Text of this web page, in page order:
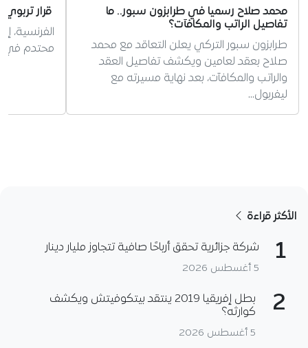
محمد صلاح رسميا في طرابزون سبور.. ما
تفاصيل الراتب والمكافآت؟
طرابزون سبور التركي يعلن التعاقد مع محمد
صلاح بعقد لعامين ويكشف تفاصيل العقد
والراتب والمكافآت، بعد نهاية مسيرته مع
ليفربول…
قرار
الفرنسية،
محتدم في
الأكثر قراءة
1 شركة جزائرية تحقق أرباحًا صافية تتجاوز مليار دينار
5 أغسطس 2026
2
بطل إفريقيا 2019 ينتقد بيتكوفيتش ويكشف
كوارثه؟
5 أغسطس 2026